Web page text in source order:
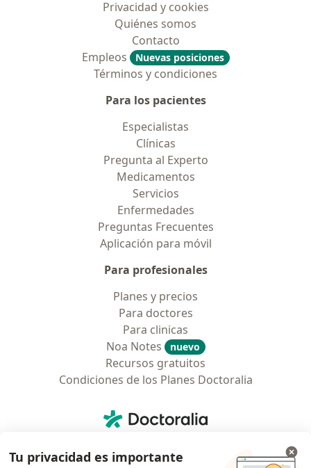
Privacidad y cookies
Quiénes somos
Contacto
Empleos
Nuevas posiciones
Términos y condiciones
Para los pacientes
Especialistas
Clínicas
Pregunta al Experto
Medicamentos
Servicios
Enfermedades
Preguntas Frecuentes
Aplicación para móvil
Para profesionales
Planes y precios
Para doctores
Para clinicas
Noa Notes
nuevo
Recursos gratuitos
Condiciones de los Planes Doctoralia
Doctoralia - Página de inicio
Tv 23 No. 97 - 73
Tu privacidad es importante